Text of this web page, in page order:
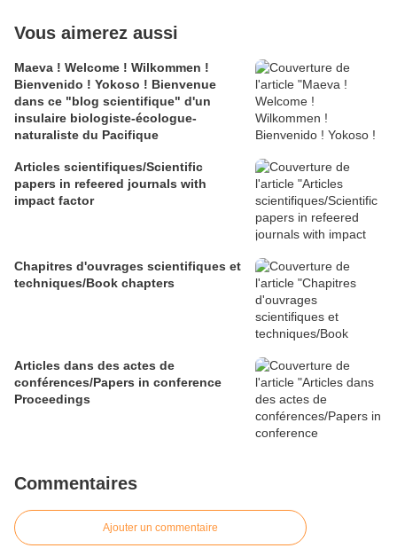
Vous aimerez aussi
Maeva ! Welcome ! Wilkommen !
Bienvenido ! Yokoso ! Bienvenue
dans ce "blog scientifique" d'un
insulaire biologiste-écologue-
naturaliste du Pacifique
Articles scientifiques/Scientific
papers in refeered journals with
impact factor
Chapitres d'ouvrages scientifiques et
techniques/Book chapters
Articles dans des actes de
conférences/Papers in conference
Proceedings
Commentaires
Ajouter un commentaire